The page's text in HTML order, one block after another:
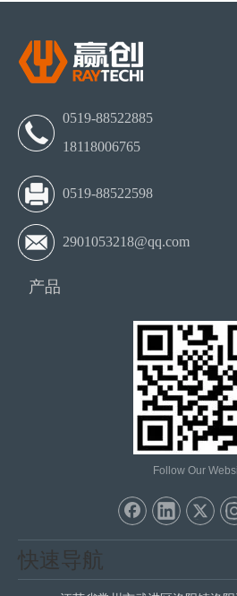
0519-88522885
18118006765
0519-88522598
2901053218@qq.com
产品
Follow Our
快速导航